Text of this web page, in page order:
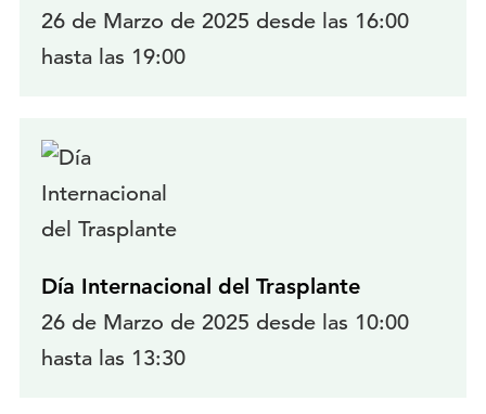
26 de Marzo de 2025 desde las 16:00
hasta las 19:00
Día Internacional del Trasplante
26 de Marzo de 2025 desde las 10:00
hasta las 13:30